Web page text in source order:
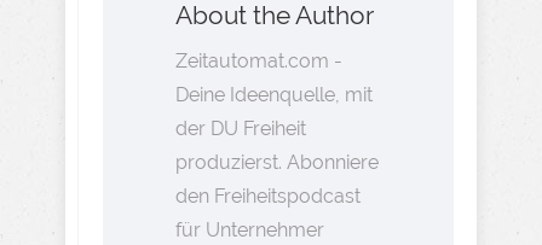
About the Author
Zeitautomat.com -
Deine Ideenquelle, mit
der DU Freiheit
produzierst. Abonniere
den Freiheitspodcast
für Unternehmer